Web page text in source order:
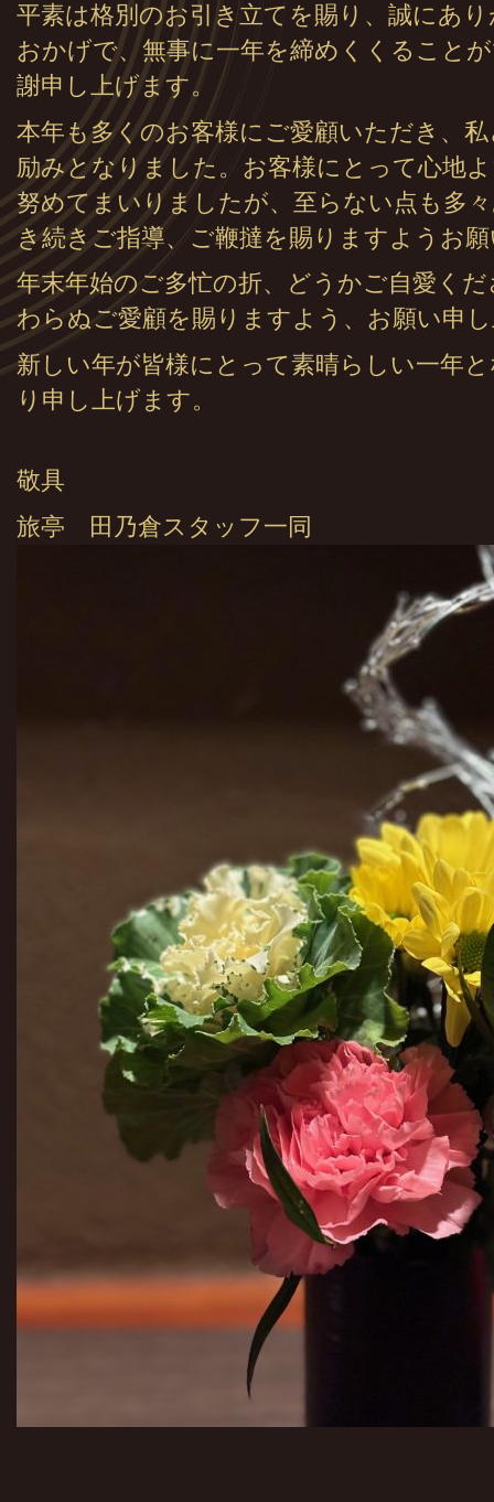
平素は格別のお引き立てを賜り、誠にあ
おかげで、無事に一年を締めくくること
謝申し上げます。
本年も多くのお客様にご愛顧いただき、
励みとなりました。お客様にとって心地
努めてまいりましたが、至らない点も多
き続きご指導、ご鞭撻を賜りますようお
年末年始のご多忙の折、どうかご自愛く
わらぬご愛顧を賜りますよう、お願い申
新しい年が皆様にとって素晴らしい一年
り申し上げます。
敬具
旅亭 田乃倉スタッフ一同